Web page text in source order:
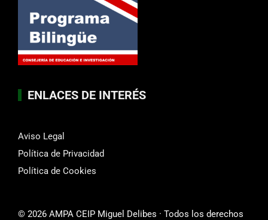
ENLACES DE INTERÉS
Aviso Legal
Política de Privacidad
Política de Cookies
© 2026 AMPA CEIP Miguel Delibes · Todos los derechos